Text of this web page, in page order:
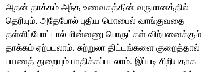
அதன் தாக்கம் அந்த உணவகத்தின் வருமானத்தில்
தெரியும். அதேபோல் புதிய மொபைல் வாங்குவதை
தள்ளிப்போட்டால் மின்னணு பொருட்கள் விற்பனைக்கும்
தாக்கம் ஏற்படலாம். சுற்றுலா திட்டங்களை குறைத்தால்
பயணத் துறையும் பாதிக்கப்படலாம். இப்படி சிறியதாக